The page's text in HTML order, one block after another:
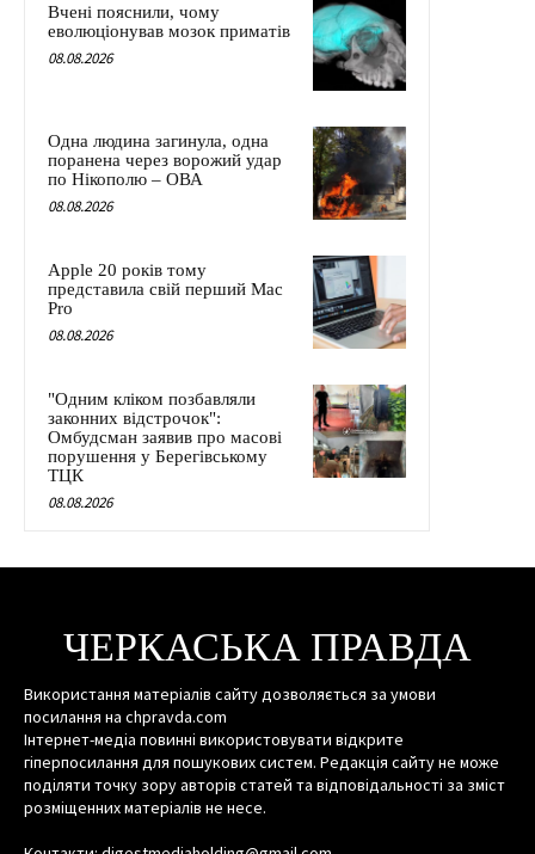
Вчені пояснили, чому
еволюціонував мозок приматів
08.08.2026
Одна людина загинула, одна
поранена через ворожий удар
по Нікополю – ОВА
08.08.2026
Apple 20 років тому
представила свій перший Mac
Pro
08.08.2026
"Одним кліком позбавляли
законних відстрочок":
Омбудсман заявив про масові
порушення у Берегівському
ТЦК
08.08.2026
ЧЕРКАСЬКА ПРАВДА
Використання матеріалів сайту дозволяється за умови
посилання на chpravda.com
Інтернет-медіа повинні використовувати відкрите
гіперпосилання для пошукових систем. Редакція сайту не може
поділяти точку зору авторів статей та відповідальності за зміст
розміщенних матеріалів не несе.